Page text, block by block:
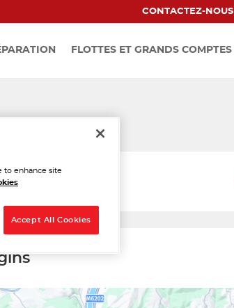
CONTACTEZ-NOUS
FLOTTES ET GRANDS COMPTES
Mougins
to enhance site
Accept All Cookies